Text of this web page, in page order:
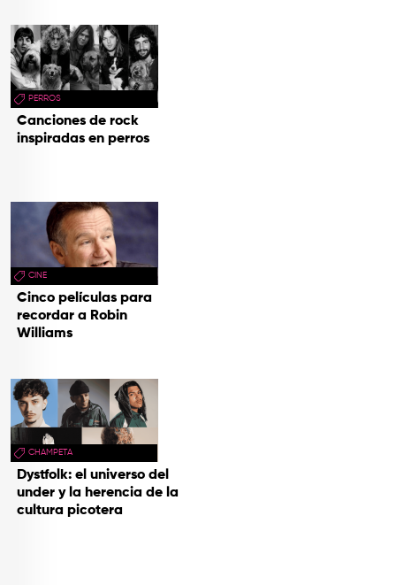
PERROS
Canciones de rock
inspiradas en perros
CINE
Cinco películas para
recordar a Robin
Williams
CHAMPETA
Dystfolk: el universo del
under y la herencia de la
cultura picotera